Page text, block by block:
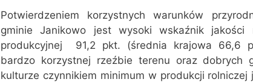
Potwierdzeniem korzystnych warunków
gminie Janikowo jest wysoki wskaźnik jakości
produkcyjnej  91,2 pkt. (średnia krajowa 66,6
bardzo korzystnej rzeźbie terenu oraz dobrych
kulturze czynnikiem minimum w produkcji rolniczej